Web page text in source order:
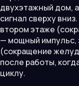
двухэтажный дом,
сигнал сверху
втором этаже
— мощный импульс,
(сокращение
после работы,
циклу.